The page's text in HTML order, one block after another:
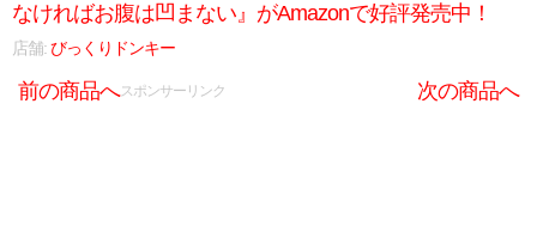
なければお腹は凹まない』がAmazonで好評発売中！
店舗:びっくりドンキー
前の商品へ 次の商品へ
スポンサーリンク